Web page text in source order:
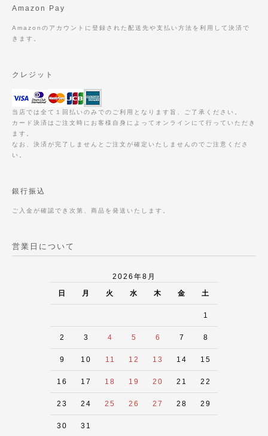
Amazon Pay
Amazonのアカウントに登録された配送先や支払い方法を利用して決済で
きます。
クレジット
当店では全て１回払いのみでのご利用となります旨、ご了承ください。
カード決済はご注文時にお客様自身によってオンラインにて行っていただき
ます。
なお、決済が完了しませんとご注文が確定いたしませんのでご注意くださ
い。
銀行振込
ご入金が確認でき次第、商品を発送いたします。
営業日について
2026年8月
日 月 火 水 木 金 土
1
2 3 4 5 6 7 8
9 10 11 12 13 14 15
16 17 18 19 20 21 22
23 24 25 26 27 28 29
30 31